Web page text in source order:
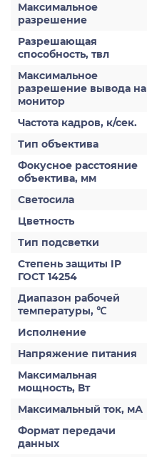
Максимальное
разрешение
Разрешающая
способность, твл
Максимальное
разрешение вывода на
монитор
Частота кадров, к/сек.
Тип объектива
Фокусное расстояние
объектива, мм
Светосила
Цветность
Тип подсветки
Степень защиты IP
ГОСТ 14254
Диапазон рабочей
температуры, ℃
Исполнение
Напряжение питания
Максимальная
мощность, Вт
Максимальный ток, мА
Формат передачи
данных